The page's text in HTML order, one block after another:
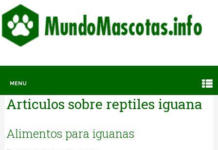
MENU
Articulos sobre reptiles iguana
Alimentos para iguanas